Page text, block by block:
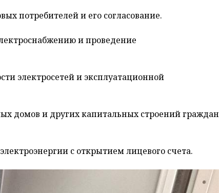
потребителей и его согласование.
и проведение
электросетей и эксплуатационной
домов и других капитальных строений граждан
с открытием лицевого счета.